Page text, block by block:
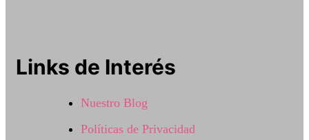
Links de Interés
Nuestro Blog
Políticas de Privacidad